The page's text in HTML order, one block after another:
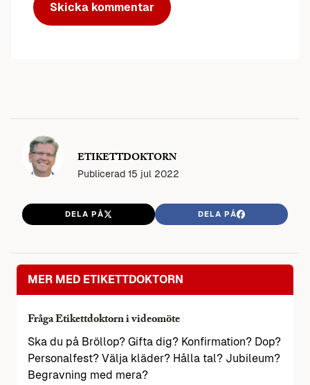
ETIKETTDOKTORN
Publicerad 15 jul 2022
DELA PÅ DELA PÅ
MER MED ETIKETTDOKTORN
Fråga Etikettdoktorn i videomöte
Ska du på Bröllop? Gifta dig? Konfirmation? Dop?
Personalfest? Välja kläder? Hålla tal? Jubileum?
Begravning med mera?